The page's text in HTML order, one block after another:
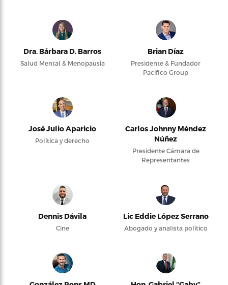
Dra. Bárbara D. Barros
Salud Mental & Menopausia
Brian Díaz
Presidente & Fundador
Pacifico Group
José Julio Aparicio
Política y derecho
Carlos Johnny Méndez
Núñez
Presidente Cámara de
Representantes
Dennis Dávila
Cine
Lic Eddie López Serrano
Abogado y analista político